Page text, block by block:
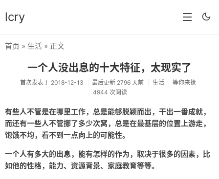
lcry
分类
分享
技术
教程
生活
AI
首页 » 生活 » 正文
一个人没出息的十大特征，太现实了
首次发表于 2018-12-13 最后更新 2796 天前 生活
等你来撩
4944 次阅读
有些人不管是在哪里工作，总是能够脱颖而出，干出一番成就，
而还有一些人不管挪了多少次窝，总是在最基层的位置上游走，
饱饿不均，看不到一点向上的可能性。
一个人有多大的出息，能有怎样的作为，取决于很多的因素，比
如他的性格，能力、资源背景、家庭教育等等。